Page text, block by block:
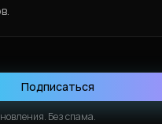
Подписаться
Без спама.